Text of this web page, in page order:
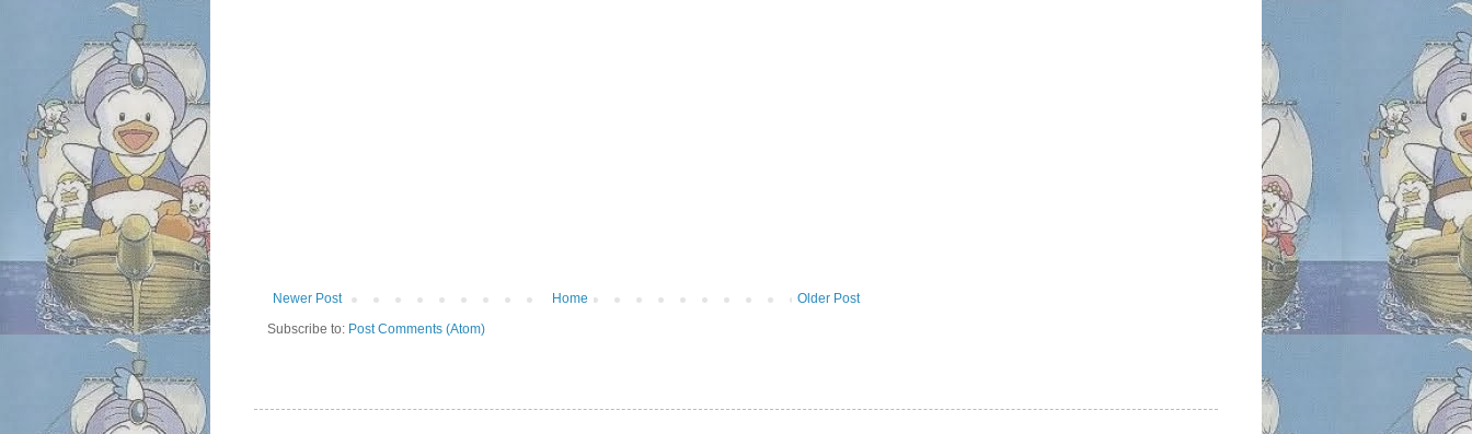
Newer Post Older Post
Home
Subscribe to: Post Comments (Atom)